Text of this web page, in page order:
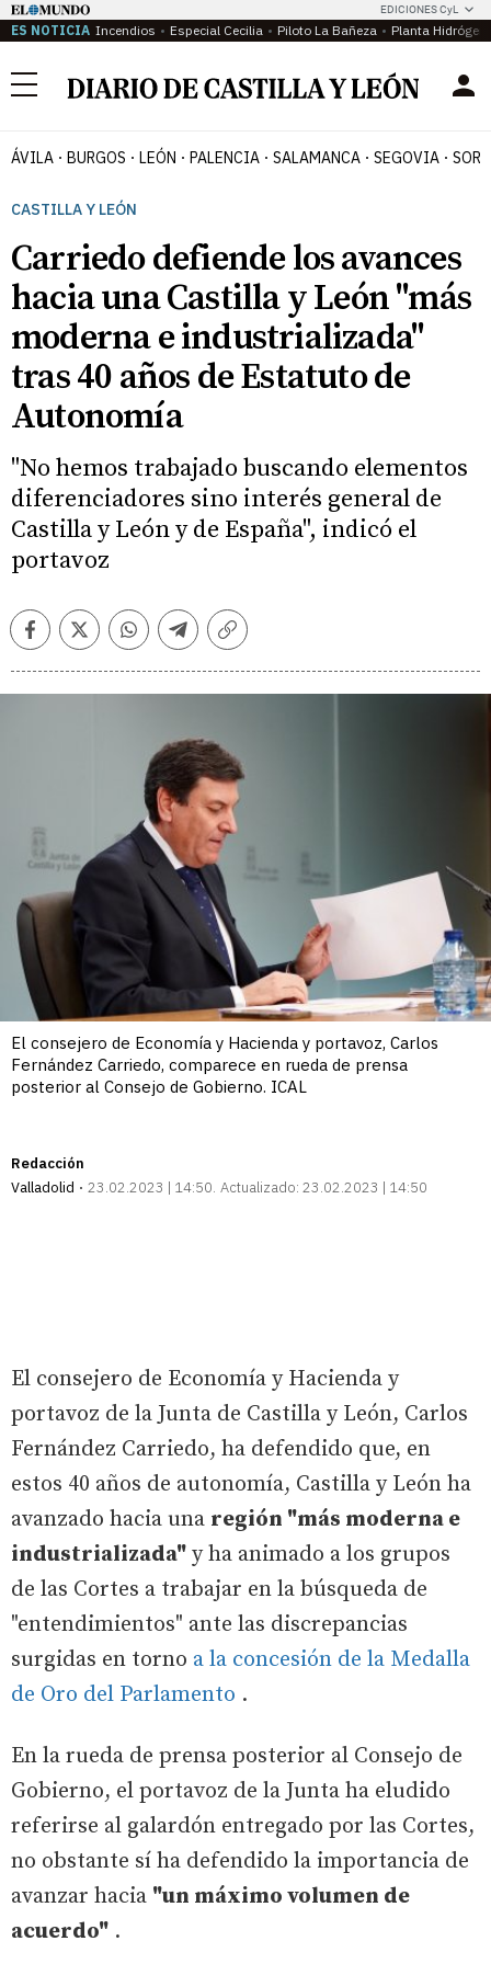
EDICIONES CyL
ES NOTICIA Incendios Especial Cecilia Piloto La Bañeza Planta
Menú
ÁVILA BURGOS LEÓN PALENCIA SALAMANCA SEGOVIA
CASTILLA Y LEÓN
Carriedo defiende los avances
hacia una Castilla y León "más
moderna e industrializada"
tras 40 años de Estatuto de
Autonomía
"No hemos trabajado buscando elementos
diferenciadores sino interés general de
Castilla y León y de España", indicó el
portavoz
FacebookTwitterWhatsappTelegramCopiar
El consejero de Economía y Hacienda y portavoz, Carlos
Fernández Carriedo, comparece en rueda de prensa
posterior al Consejo de Gobierno. ICAL
Redacción
Valladolid
23.02.2023 | 14:50 Actualizado: 23.02.2023 | 14:50
El consejero de Economía y Hacienda y
portavoz de la Junta de Castilla y León, Carlos
Fernández Carriedo, ha defendido que, en
estos 40 años de autonomía, Castilla y León ha
avanzado hacia una región "más moderna e
industrializada" y ha animado a los grupos
de las Cortes a trabajar en la búsqueda de
"entendimientos" ante las discrepancias
surgidas en torno a la concesión de la Medalla
de Oro del Parlamento .
En la rueda de prensa posterior al Consejo de
Gobierno, el portavoz de la Junta ha eludido
referirse al galardón entregado por las Cortes,
no obstante sí ha defendido la importancia de
avanzar hacia "un máximo volumen de
acuerdo" .